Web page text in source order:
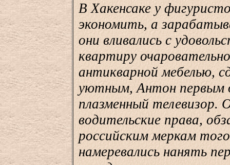
В Хакенсаке у
экономить, а
они вливались с
квартиру
антикварной мебелью,
уютным, Антон первым
плазменный телевизор.
водительские права,
российским меркам
намеревались нанять